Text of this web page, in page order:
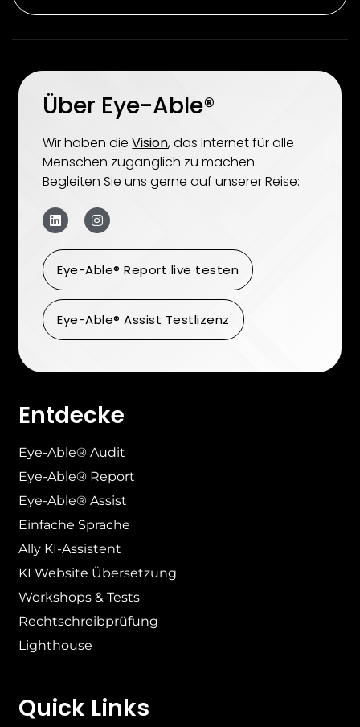
Über Eye-Able®
Wir haben dieVision, das Internet für alle
Menschen zugänglich zu machen.
Begleiten Sie uns gerne auf unserer Reise:
Eye-Able® Report live testen
Eye-Able® Assist Testlizenz
Entdecke
Eye-Able® Audit
Eye-Able® Report
Eye-Able® Assist
Einfache Sprache
Ally KI-Assistent
KI Website Übersetzung
Workshops & Tests
Rechtschreibprüfung
Lighthouse
Quick Links